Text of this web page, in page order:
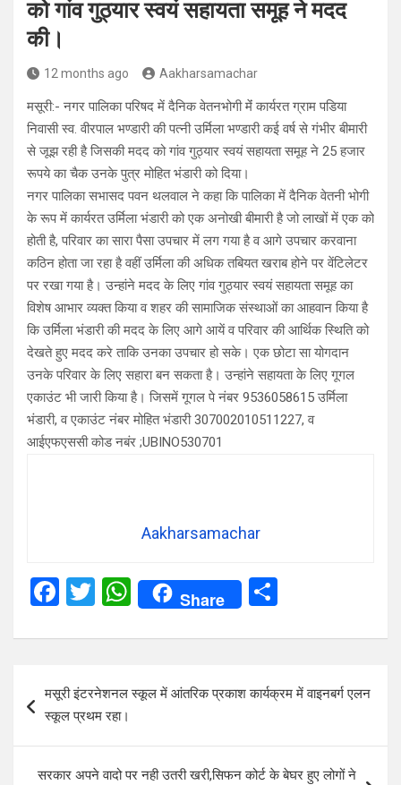
को गांव गुठ्यार स्वयं सहायता समूह ने मदद
की।
12 months ago Aakharsamachar
मसूरी:- नगर पालिका परिषद में दैनिक वेतनभोगी मेंं कार्यरत ग्राम पडिया
निवासी स्व. वीरपाल भण्डारी की पत्नी उर्मिला भण्डारी कई वर्ष से गंभीर बीमारी
से जूझ रही है जिसकी मदद को गांव गुठ्यार स्वयं सहायता समूह ने 25 हजार
रूपये का चैक उनके पुत्र मोहित भंडारी को दिया।
नगर पालिका सभासद पवन थलवाल ने कहा कि पालिका में दैनिक वेतनी भोगी
के रूप में कार्यरत उर्मिला भंडारी को एक अनोखी बीमारी है जो लाखों में एक को
होती है, परिवार का सारा पैसा उपचार में लग गया है व आगे उपचार करवाना
कठिन होता जा रहा है वहीं उर्मिला की अधिक तबियत खराब होने पर वेंटिलेटर
पर रखा गया है। उन्हांने मदद के लिए गांव गुठ्यार स्वयं सहायता समूह का
विशेष आभार व्यक्त किया व शहर की सामाजिक संस्थाओं का आहवान किया है
कि उर्मिला भंडारी की मदद के लिए आगे आयें व परिवार की आर्थिक स्थिति को
देखते हुए मदद करे ताकि उनका उपचार हो सके। एक छोटा सा योगदान
उनके परिवार के लिए सहारा बन सकता है। उन्हांने सहायता के लिए गूगल
एकाउंट भी जारी किया है। जिसमें गूगल पे नंबर 9536058615 उर्मिला
भंडारी, व एकाउंट नंबर मोहित भंडारी 307002010511227, व
आईएफएससी कोड नबंर ;UBINO530701
Aakharsamachar
F
ce
b
o
o
k
T
tt
er
W
h
at
A
p
Share
ar
navigation
मसूरी इंटरनेशनल स्कूल में आंतरिक प्रकाश कार्यक्रम में वाइनबर्ग एलन
स्कूल प्रथम रहा।
सरकार अपने वादो पर नही उतरी खरी,सिफन कोर्ट के बेघर हुए लोगों ने